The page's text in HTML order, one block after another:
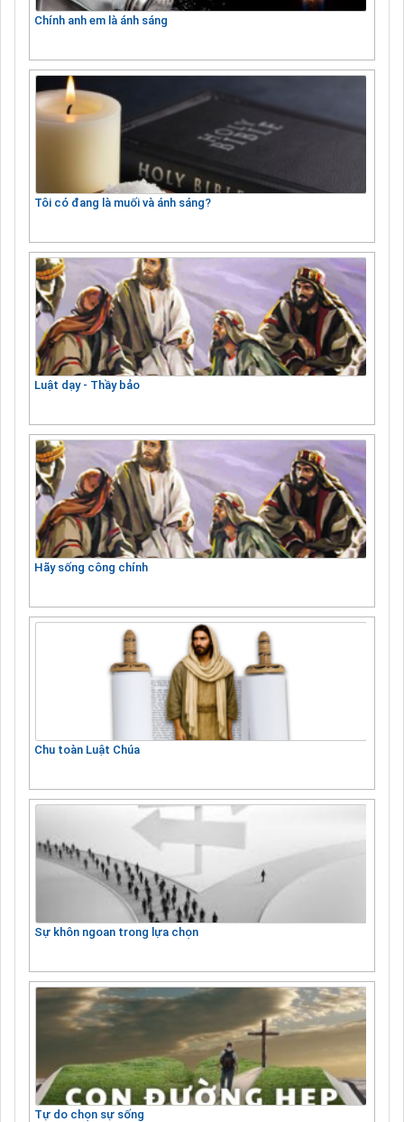
Chính anh em là ánh sáng
Tôi có đang là muối và ánh sáng?
Luật dạy - Thầy bảo
Hãy sống công chính
Chu toàn Luật Chúa
Sự khôn ngoan trong lựa chọn
Tự do chọn sự sống